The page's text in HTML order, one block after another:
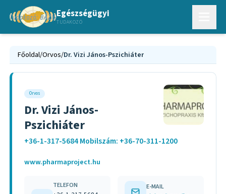
Egészségügyi
TUDAKOZÓ
Főoldal/Orvos/Dr. Vizi János-Pszichiáter
Orvos
Dr. Vizi János-
Pszichiáter
+36-1-317-5684 Mobilszám: +36-70-311-1200
www.pharmaproject.hu
TELEFON E-MAIL